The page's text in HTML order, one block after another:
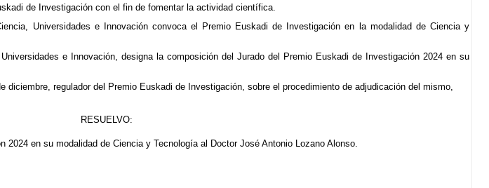
de Investigación con el fin de fomentar la actividad científica.
Universidades e Innovación convoca el Premio Euskadi de Investigación en la modalidad de Ciencia y
e Innovación, designa la composición del Jurado del Premio Euskadi de Investigación 2024 en su
diciembre, regulador del Premio Euskadi de Investigación, sobre el procedimiento de adjudicación del mismo,
RESUELVO:
en su modalidad de Ciencia y Tecnología al Doctor José Antonio Lozano Alonso.